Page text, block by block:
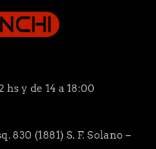
hs y de 14 a 18:00
830 (1881) S. F. Solano –